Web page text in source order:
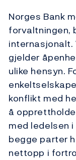
Norges Bank
forvaltningen,
internasjonalt.
gjelder
ulike hensyn.
konflikt med
å
med ledelsen
begge parter
nettopp i